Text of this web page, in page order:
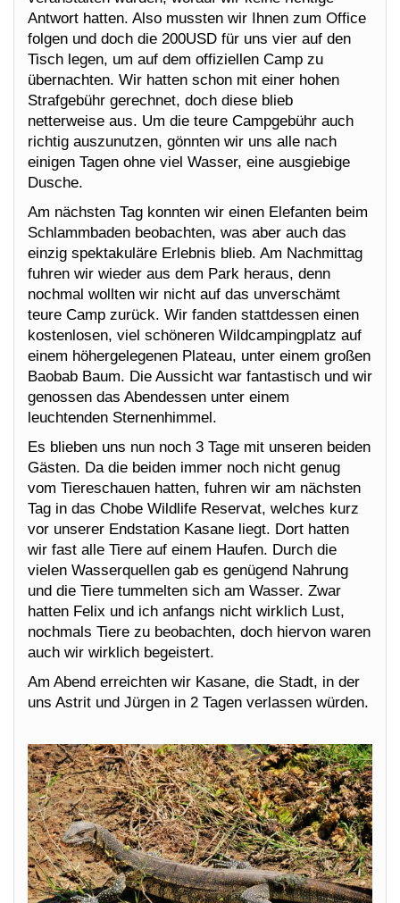
Antwort hatten. Also mussten wir Ihnen zum Office
folgen und doch die 200USD für uns vier auf den
Tisch legen, um auf dem offiziellen Camp zu
übernachten. Wir hatten schon mit einer hohen
Strafgebühr gerechnet, doch diese blieb
netterweise aus. Um die teure Campgebühr auch
richtig auszunutzen, gönnten wir uns alle nach
einigen Tagen ohne viel Wasser, eine ausgiebige
Dusche.
Am nächsten Tag konnten wir einen Elefanten beim
Schlammbaden beobachten, was aber auch das
einzig spektakuläre Erlebnis blieb. Am Nachmittag
fuhren wir wieder aus dem Park heraus, denn
nochmal wollten wir nicht auf das unverschämt
teure Camp zurück. Wir fanden stattdessen einen
kostenlosen, viel schöneren Wildcampingplatz auf
einem höhergelegenen Plateau, unter einem großen
Baobab Baum. Die Aussicht war fantastisch und wir
genossen das Abendessen unter einem
leuchtenden Sternenhimmel.
Es blieben uns nun noch 3 Tage mit unseren beiden
Gästen. Da die beiden immer noch nicht genug
vom Tiereschauen hatten, fuhren wir am nächsten
Tag in das Chobe Wildlife Reservat, welches kurz
vor unserer Endstation Kasane liegt. Dort hatten
wir fast alle Tiere auf einem Haufen. Durch die
vielen Wasserquellen gab es genügend Nahrung
und die Tiere tummelten sich am Wasser. Zwar
hatten Felix und ich anfangs nicht wirklich Lust,
nochmals Tiere zu beobachten, doch hiervon waren
auch wir wirklich begeistert.
Am Abend erreichten wir Kasane, die Stadt, in der
uns Astrit und Jürgen in 2 Tagen verlassen würden.